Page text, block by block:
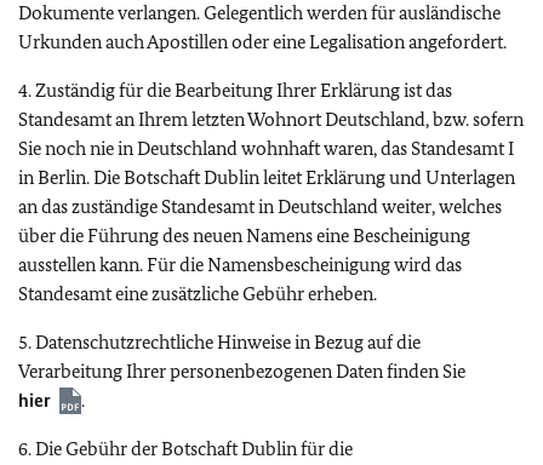
Dokumente verlangen. Gelegentlich werden für ausländische
Urkunden auch Apostillen oder eine Legalisation angefordert.
4. Zuständig für die Bearbeitung Ihrer Erklärung ist das
Standesamt an Ihrem letzten Wohnort Deutschland, bzw. sofern
Sie noch nie in Deutschland wohnhaft waren, das Standesamt I
in Berlin.Die Botschaft Dublin leitet Erklärung und Unterlagen
an das zuständige Standesamt in Deutschland weiter, welches
über die Führung des neuen Namens eine Bescheinigung
ausstellen kann. Für die Namensbescheinigung wird das
Standesamt eine zusätzliche Gebühr erheben.
5. Datenschutzrechtliche Hinweise in Bezug auf die
Verarbeitung Ihrer personenbezogenen Daten finden Sie
hier
.
6. Die Gebühr der Botschaft Dublin für die